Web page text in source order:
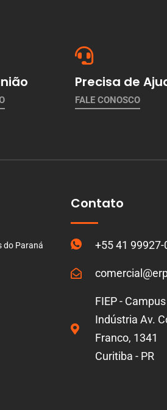
Precisa de
FALE CONOSCO
do Paraná
Contato
+55 41 99927-
FIEP - Campus
Indústria Av.
Franco, 1341
Curitiba - PR